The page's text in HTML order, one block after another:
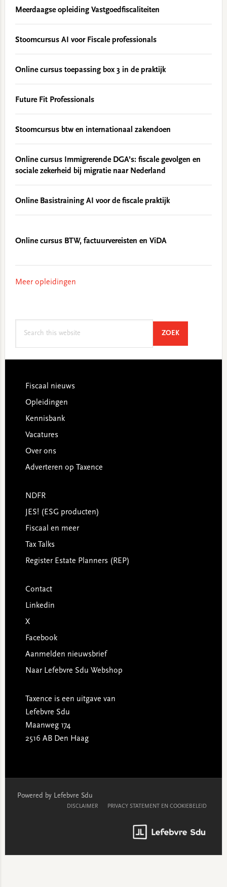
Meerdaagse opleiding Vastgoedfiscaliteiten
Stoomcursus AI voor Fiscale professionals
Online cursus toepassing box 3 in de praktijk
Future Fit Professionals
Stoomcursus btw en internationaal zakendoen
Online cursus Immigrerende DGA’s: fiscale gevolgen en
sociale zekerheid bij migratie naar Nederland
Online Basistraining AI voor de fiscale praktijk
Online cursus BTW, factuurvereisten en ViDA
Meer opleidingen
ZOEKSEARCH
Footer
Fiscaal nieuws
Opleidingen
Kennisbank
Vacatures
Over ons
Adverteren op Taxence
NDFR
JES! (ESG producten)
Fiscaal en meer
Tax Talks
Register Estate Planners (REP)
Contact
Linkedin
X
Facebook
Aanmelden nieuwsbrief
Naar Lefebvre Sdu Webshop
Taxence is een uitgave van
Lefebvre Sdu
Maanweg 174
2516 AB Den Haag
Powered by Lefebvre Sdu
DISCLAIMER PRIVACY STATEMENT EN COOKIEBELEID